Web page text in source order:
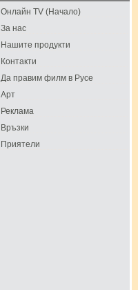
Онлайн TV (Начало)
За нас
Нашите продукти
Контакти
Да правим филм в Русе
Арт
Реклама
Връзки
Приятели